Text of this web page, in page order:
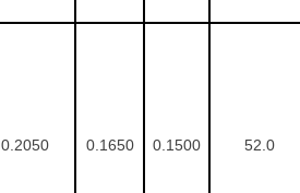
0.2050 0.1650 0.1500 52.0